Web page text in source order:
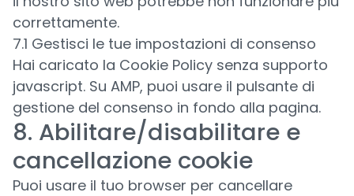
correttamente.
7.1 Gestisci le tue impostazioni di consenso
Hai caricato la Cookie Policy senza supporto
javascript. Su AMP, puoi usare il pulsante di
gestione del consenso in fondo alla pagina.
8. Abilitare/disabilitare e
cancellazione cookie
Puoi usare il tuo browser per cancellare